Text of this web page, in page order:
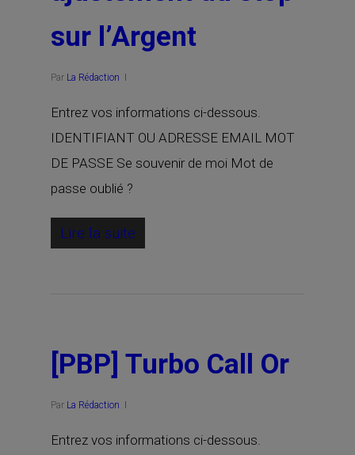
sur l’Argent
Par La Rédaction
Entrez vos informations ci-dessous.
IDENTIFIANT OU ADRESSE EMAIL MOT
DE PASSE Se souvenir de moi Mot de
passe oublié ?
Lire la suite
[PBP] Turbo Call Or
Par La Rédaction
Entrez vos informations ci-dessous.